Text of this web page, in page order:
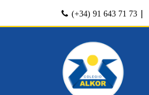
(+34) 91 643 71 73 |